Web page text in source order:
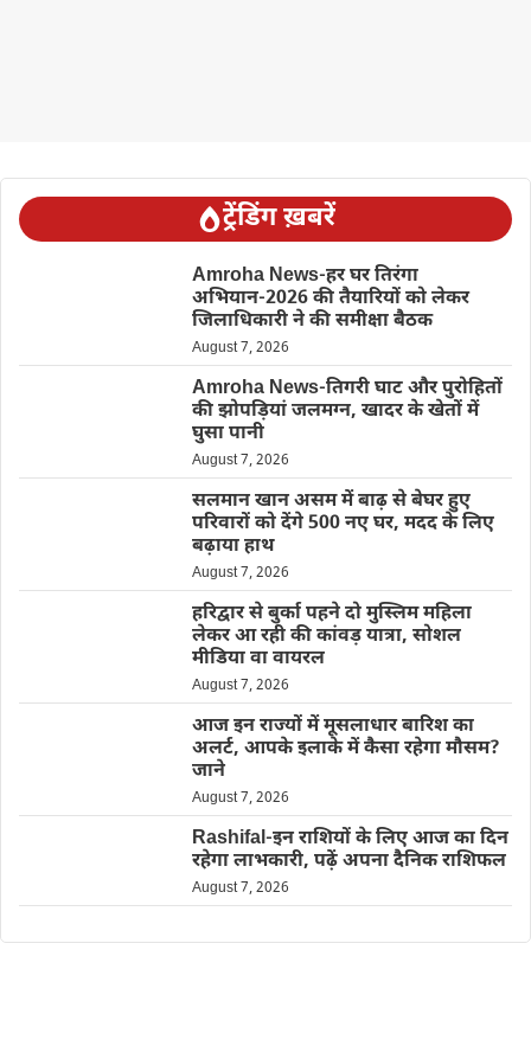
ट्रेंडिंग ख़बरें
Amroha News-हर घर तिरंगा
अभियान-2026 की तैयारियों को लेकर
जिलाधिकारी ने की समीक्षा बैठक
August 7, 2026
Amroha News-तिगरी घाट और पुरोहितों
की झोपड़ियां जलमग्न, खादर के खेतों में
घुसा पानी
August 7, 2026
सलमान खान असम में बाढ़ से बेघर हुए
परिवारों को देंगे 500 नए घर, मदद के लिए
बढ़ाया हाथ
August 7, 2026
हरिद्वार से बुर्का पहने दो मुस्लिम महिला
लेकर आ रही की कांवड़ यात्रा, सोशल
मीडिया वा वायरल
August 7, 2026
आज इन राज्यों में मूसलाधार बारिश का
अलर्ट, आपके इलाके में कैसा रहेगा मौसम?
जाने
August 7, 2026
Rashifal-इन राशियों के लिए आज का दिन
रहेगा लाभकारी, पढ़ें अपना दैनिक राशिफल
August 7, 2026